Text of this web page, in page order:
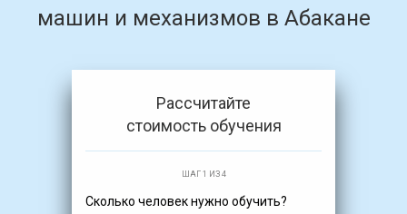
машин и механизмов в Абакане
Рассчитайте
стоимость обучения
ШАГ 1 ИЗ 4
Сколько человек нужно обучить?